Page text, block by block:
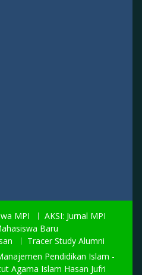
MPI
AKSI: Jurnal MPI
Baru
Tracer Study Alumni
Pendidikan Islam -
Agama Islam Hasan Jufri